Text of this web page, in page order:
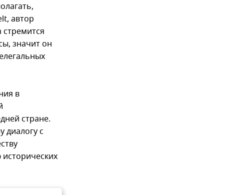
автор
значит он
в
стране.
диалогу с